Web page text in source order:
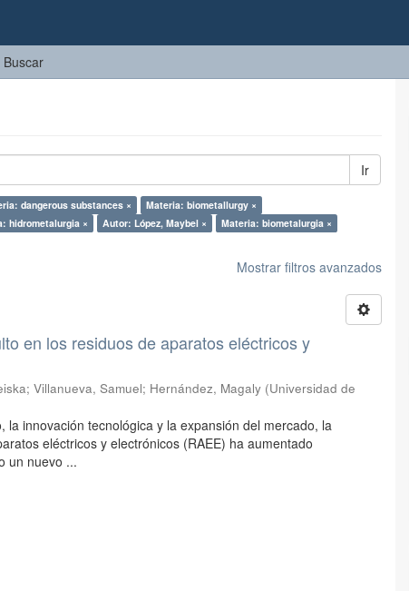
Buscar
Ir
dangerous substances ×
Materia: biometallurgy ×
hidrometalurgia × Autor: López, Maybel ×
Materia: biometalurgia ×
Mostrar filtros avanzados
en los residuos de aparatos eléctricos y
;Villanueva, Samuel; Hernández, Magaly (Universidad de
la innovación tecnológica y la expansión del mercado, la
eléctricos y electrónicos (RAEE) ha aumentado
un nuevo ...